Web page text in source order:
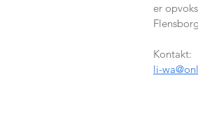
er
Kontakt:
li-